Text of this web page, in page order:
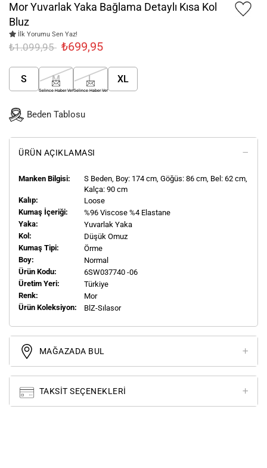
Mor Yuvarlak Yaka Bağlama Detaylı Kısa Kol
Bluz
İlk Yorumu Sen Yaz!
₺1.099,95 ₺699,95
S M
Gelince Haber Ver
L
Gelince Haber Ver
XL
Beden Tablosu
ÜRÜN AÇIKLAMASI
Manken Bilgisi: S Beden, Boy: 174 cm, Göğüs: 86 cm, Bel: 62 cm,
Kalça: 90 cm
Kalıp:
Loose
Kumaş İçeriği:
%96 Viscose %4 Elastane
Yaka:
Yuvarlak Yaka
Kol:
Düşük Omuz
Kumaş Tipi:
Örme
Boy:
Normal
Ürün Kodu:
6SW037740 -06
Üretim Yeri:
Türkiye
Renk:
Mor
Ürün Koleksiyon:
BlZ-Sılasor
MAĞAZADA BUL
TAKSIT SEÇENEKLERI